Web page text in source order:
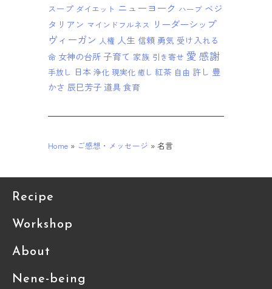
スープ ダイエット ニューヨーク ハーブ ベジ
タリアン マインドフルネス リーダーシップ
ヴィーガン 人権 人生 信頼 勇気 受け入れる
命 女神の台所 子育て 家族 引き寄せ 愛 感謝
手放し 日本 浄化 現実化 癒し 紅茶 自由 許し 豊
かさ 辰巳芳子 道具 食育
Home » ご感想・メッセージ » 名言
Recipe
Workshop
About
Nene-being